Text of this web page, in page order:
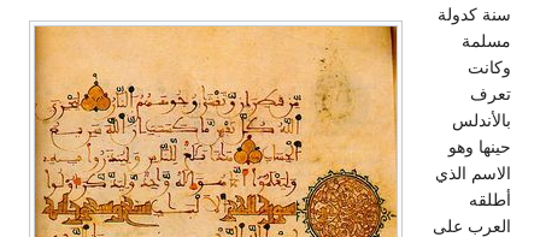
سنة كدولة
مسلمة
وكانت
تعرف
بالأندلس
حينها وهو
الاسم الذي
أطلقه
العرب على